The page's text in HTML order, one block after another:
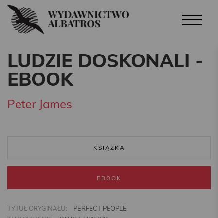
LUDZIE DOSKONALI -
EBOOK
Peter James
KSIĄŻKA
EBOOK
TYTUŁ ORYGINAŁU:
PERFECT PEOPLE